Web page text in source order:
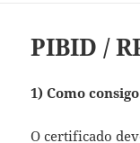
PIBID /
1) Como
O certificado